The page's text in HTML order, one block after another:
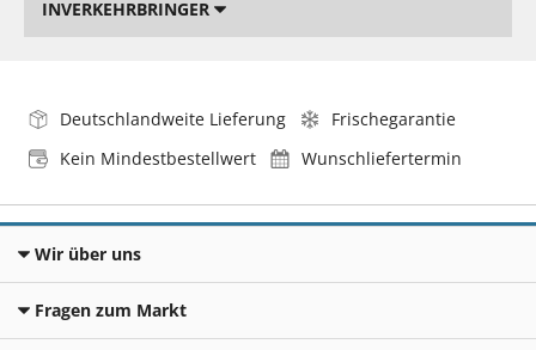
INVERKEHRBRINGER
Deutschlandweite Lieferung
Frischegarantie
Kein Mindestbestellwert
Wunschliefertermin
Wir über uns
Fragen zum Markt